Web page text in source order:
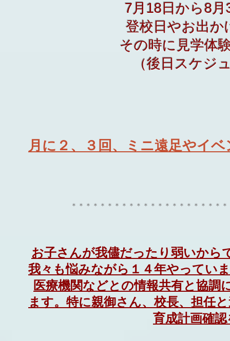
​7月18日から8
登校日やお出か
その時に 見学体
（後日スケジ
月に２、３回、ミニ遠足やイ
＊＊＊＊＊＊＊＊＊＊＊＊＊＊＊＊＊＊＊＊＊
お子さんが我儘だったり 弱いから
我々も悩みながら１４年やってい
医療機関などとの情報共有と協
ます。特に親御さん、校長、担任
育成計画確